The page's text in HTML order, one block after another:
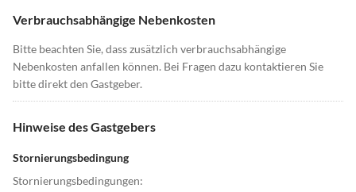
Verbrauchsabhängige Nebenkosten
Bitte beachten Sie, dass zusätzlich verbrauchsabhängige
Nebenkosten anfallen können. Bei Fragen dazu kontaktieren Sie
bitte direkt den Gastgeber.
Hinweise des Gastgebers
Stornierungsbedingung
Stornierungsbedingungen: